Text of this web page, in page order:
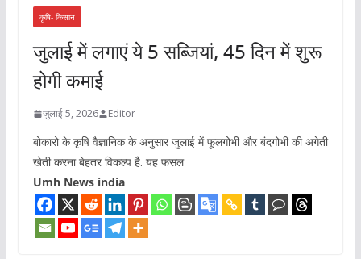
कृषि- किसान
जुलाई में लगाएं ये 5 सब्जियां, 45 दिन में शुरू
होगी कमाई
जुलाई 5, 2026 Editor
बोकारो के कृषि वैज्ञानिक के अनुसार जुलाई में फूलगोभी और बंदगोभी की अगेती
खेती करना बेहतर विकल्प है. यह फसल
Umh News india